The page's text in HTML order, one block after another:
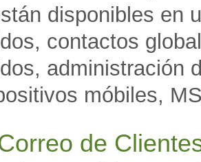
disponibles en
contactos
administración
móbiles,
de